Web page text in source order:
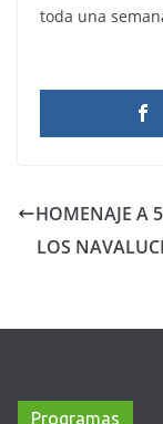
toda una
HOMENAJE A
LOS
Programas